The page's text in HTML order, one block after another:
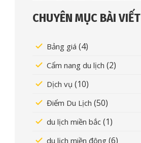
CHUYÊN MỤC BÀI VIẾT
Bảng giá (4)
Cẩm nang du lịch (2)
Dịch vụ (10)
Điểm Du Lịch (50)
du lịch miền bắc (1)
du lịch miền đông (6)